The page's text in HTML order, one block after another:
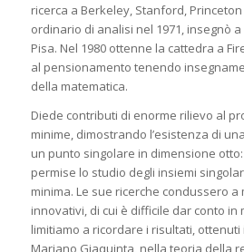
ricerca a Berkeley, Stanford,
ordinario di analisi nel 1971, insegnò a
Pisa. Nel 1980 ottenne la cattedra a
al pensionamento tenendo
della matematica.
Diede contributi di enorme rilievo al
minime, dimostrando l’esistenza di
un punto singolare in dimensione
permise lo studio degli insiemi
minima. Le sue ricerche condussero
innovativi, di cui è difficile dar conto in
limitiamo a ricordare i risultati,
Mariano Giaquinta, nella teoria della